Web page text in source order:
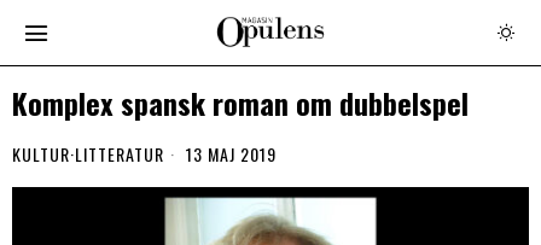
Komplex spansk roman om dubbelspel
KULTUR·LITTERATUR 13 MAJ 2019